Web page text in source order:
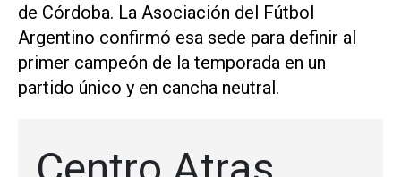
de Córdoba. La Asociación del Fútbol
Argentino confirmó esa sede para definir al
primer campeón de la temporada en un
partido único y en cancha neutral.